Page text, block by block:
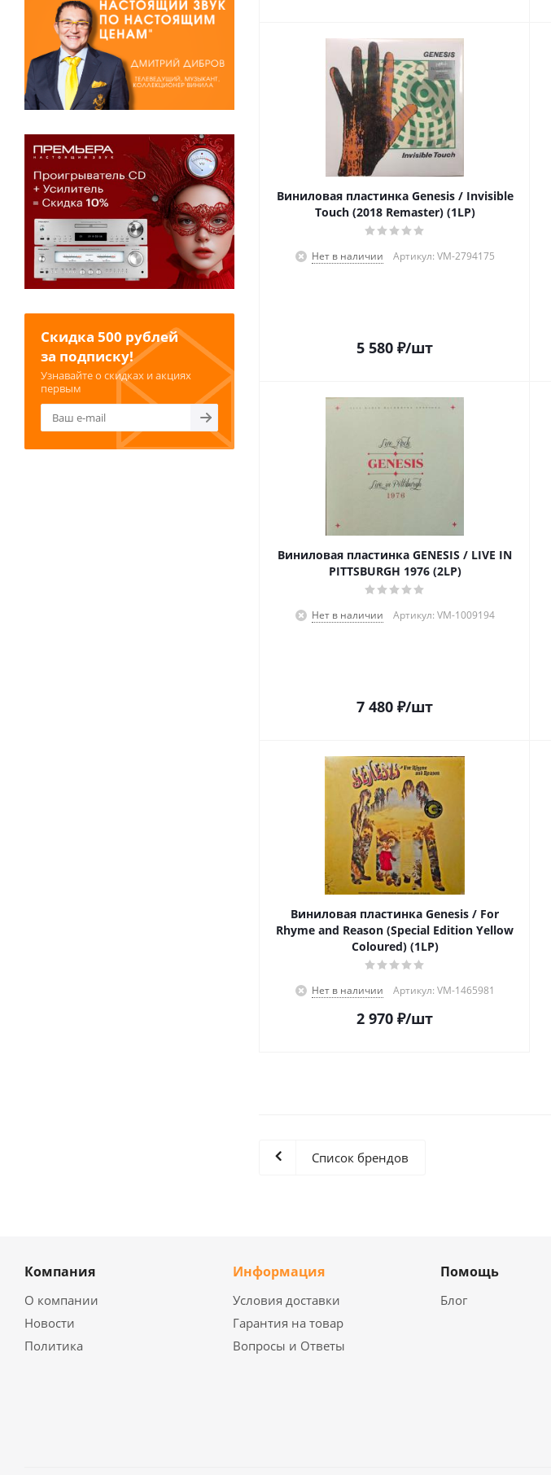
Виниловая пластинка Genesis / Invisible
Touch (2018 Remaster) (1LP)
Нет в наличии Артикул: VM-2794175
5 580 ₽/шт
Виниловая пластинка GENESIS / LIVE IN
PITTSBURGH 1976 (2LP)
Нет в наличии Артикул: VM-1009194
7 480 ₽/шт
Виниловая пластинка Genesis / For
Rhyme and Reason (Special Edition Yellow
Coloured) (1LP)
Нет в наличии Артикул: VM-1465981
2 970 ₽/шт
Список брендов
Скидка 500 рублей
за подписку!
Узнавайте о скидках и акциях
первым
Компания
О компании
Новости
Политика
Информация
Условия доставки
Гарантия на товар
Вопросы и Ответы
Помощь
Блог